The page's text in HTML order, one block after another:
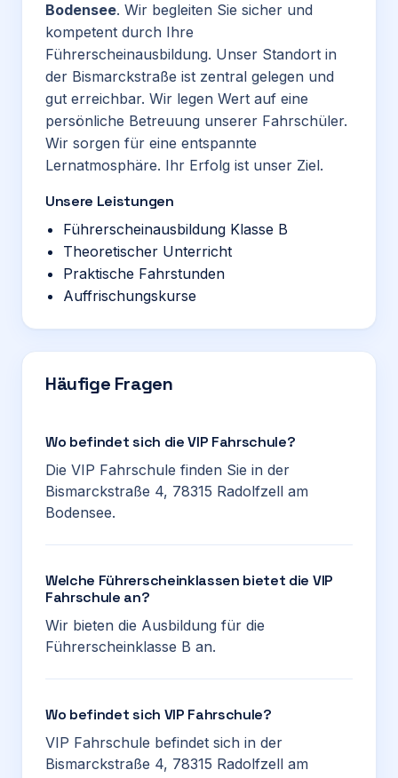
Bodensee. Wir begleiten Sie sicher und
kompetent durch Ihre
Führerscheinausbildung. Unser Standort in
der Bismarckstraße ist zentral gelegen und
gut erreichbar. Wir legen Wert auf eine
persönliche Betreuung unserer Fahrschüler.
Wir sorgen für eine entspannte
Lernatmosphäre. Ihr Erfolg ist unser Ziel.
Unsere Leistungen
Führerscheinausbildung Klasse B
Theoretischer Unterricht
Praktische Fahrstunden
Auffrischungskurse
Häufige Fragen
Wo befindet sich die VIP Fahrschule?
Die VIP Fahrschule finden Sie in der
Bismarckstraße 4, 78315 Radolfzell am
Bodensee.
Welche Führerscheinklassen bietet die VIP
Fahrschule an?
Wir bieten die Ausbildung für die
Führerscheinklasse B an.
Wo befindet sich VIP Fahrschule?
VIP Fahrschule befindet sich in der
Bismarckstraße 4, 78315 Radolfzell am